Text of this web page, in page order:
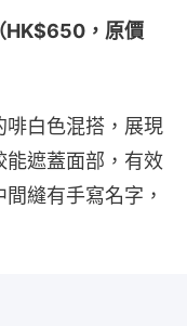
HK$650，原價
啡白色混搭，展現
能遮蓋面部，有效
縫有手寫名字，